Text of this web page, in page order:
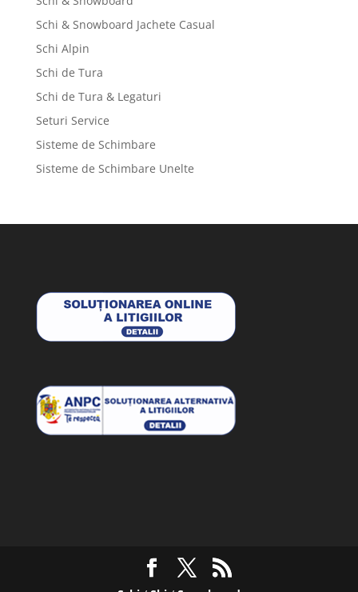
Schi & Snowboard Jachete Casual
Schi Alpin
Schi de Tura
Schi de Tura & Legaturi
Seturi Service
Sisteme de Schimbare
Sisteme de Schimbare Unelte